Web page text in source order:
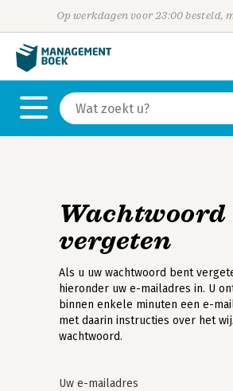
Op werkdagen voor 23:00 besteld,
Wachtwoord
vergeten
Als u uw wachtwoord bent
hieronder uw e-mailadres in. U
binnen enkele minuten een e-
met daarin instructies over het
wachtwoord.
Uw e-mailadres